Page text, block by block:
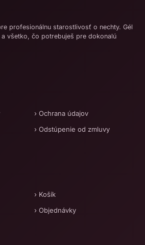
profesionálnu starostlivosť o nechty. Gél
všetko, čo potrebuješ pre dokonalú
› Ochrana údajov
› Odstúpenie od zmluvy
› Košík
› Objednávky